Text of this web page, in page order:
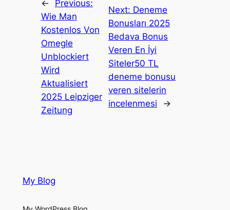
←
Previous:
Wie Man
Kostenlos Von
Omegle
Unblockiert
Wird
Aktualisiert
2025 Leipziger
Zeitung
Next: Deneme
Bonusları 2025
Bedava Bonus
Veren En İyi
Siteler50 TL
deneme bonusu
veren sitelerin
incelenmesi
→
My Blog